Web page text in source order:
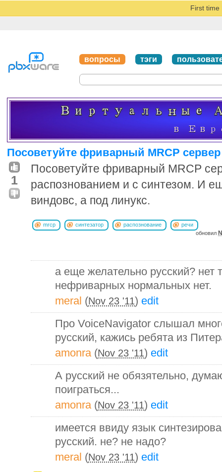
First time
вопросы тэги
Посоветуйте фриварный MRCP сервер
1
Посоветуйте фриварный MRCP
распознованием и с синтезом. И
виндовс, а под линукс.
mrcp синтезатор распознование
речи
обновил
а еще желательно русский? нет
нефриварных нормальных нет.
meral (Nov 23 '11) edit
Про VoiceNavigator слышал
русский, кажись ребята из
amonra (Nov 23 '11) edit
А русский не обязятельно,
поиграться...
amonra (Nov 23 '11) edit
имеется ввиду язык
русский. не? не надо?
meral (Nov 23 '11) edit